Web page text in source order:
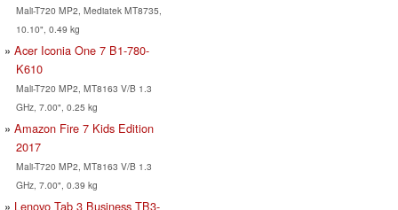
Mali-T720 MP2, Mediatek MT8735,
10.10", 0.49 kg
Acer Iconia One 7 B1-780-
K610
Mali-T720 MP2, MT8163 V/B 1.3
GHz, 7.00", 0.25 kg
Amazon Fire 7 Kids Edition
2017
Mali-T720 MP2, MT8163 V/B 1.3
GHz, 7.00", 0.39 kg
Lenovo Tab 3 Business TB3-